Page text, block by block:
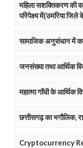
महिला सशक्तिकरण की
परिपेक्ष्य में(उमरिया जिले
सामाजिक अनुसंधान में
जनसंख्या तथा आर्थिक
महात्मा गाॅंधी के आर्थिक
छत्तीसगढ़ का भगौलिक,
Cryptocurrency